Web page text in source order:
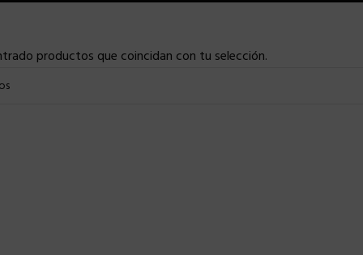
productos que coincidan con tu selección.